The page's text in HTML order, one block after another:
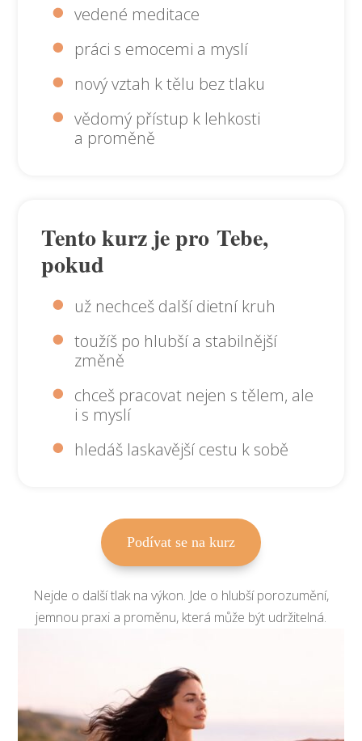
vedené meditace
práci s emocemi a myslí
nový vztah k tělu bez tlaku
vědomý přístup k lehkosti
a proměně
Tento kurz je pro Tebe,
pokud
už nechceš další dietní kruh
toužíš po hlubší a stabilnější
změně
chceš pracovat nejen s tělem, ale
i s myslí
hledáš laskavější cestu k sobě
Podívat se na kurz
Nejde o další tlak na výkon. Jde o hlubší porozumění,
jemnou praxi a proměnu, která může být udržitelná.